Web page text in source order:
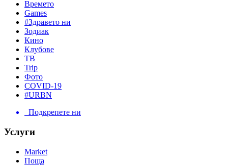
Времето
Games
#Здравето ни
Зодиак
Кино
Клубове
ТВ
Trip
Фото
COVID-19
#URBN
Подкрепете ни
Услуги
Market
Поща